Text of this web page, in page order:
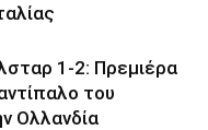
1-2: Πρεμιέρα
του
Ολλανδία